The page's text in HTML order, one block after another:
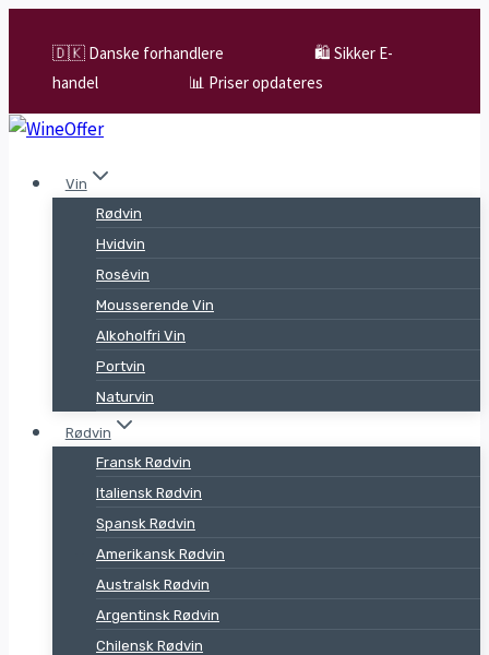
content
🇩🇰 Danske forhandlere
🛍️ Sikker E-
handel
📊 Priser opdateres
Vin
Rødvin
Hvidvin
Rosévin
Mousserende Vin
Alkoholfri Vin
Portvin
Naturvin
Rødvin
Fransk Rødvin
Italiensk Rødvin
Spansk Rødvin
Amerikansk Rødvin
Australsk Rødvin
Argentinsk Rødvin
Chilensk Rødvin